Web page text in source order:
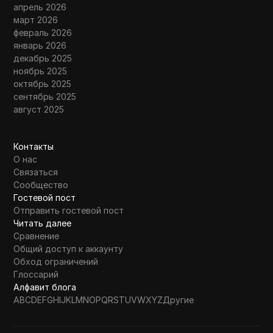
апрель 2026
март 2026
февраль 2026
январь 2026
декабрь 2025
ноябрь 2025
октябрь 2025
сентябрь 2025
август 2025
Контакты
О нас
Связаться
Сообщество
Гостевой пост
Отправить гостевой пост
Читать далее
Сравнение
Общий доступ к аккаунту
Обход ограничений
Глоссарий
Алфавит блога
ABCDEFGHIJKLMNOPQRSTUVWXYZДругие